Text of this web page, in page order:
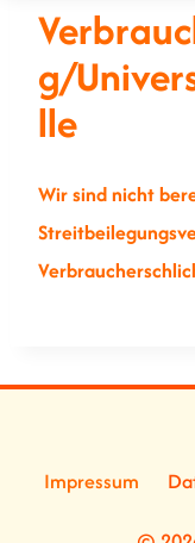
G/
Lle
Wir sind nicht
Impressum